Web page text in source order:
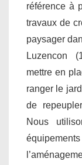
référence à
travaux de
paysager
Luzencon
mettre en
ranger le
de
Nous